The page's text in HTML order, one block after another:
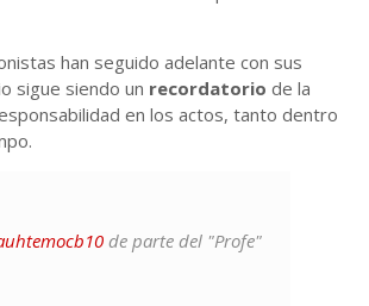
han seguido adelante con sus
sigue siendo un recordatorio de la
en los actos, tanto dentro
de parte del "Profe"